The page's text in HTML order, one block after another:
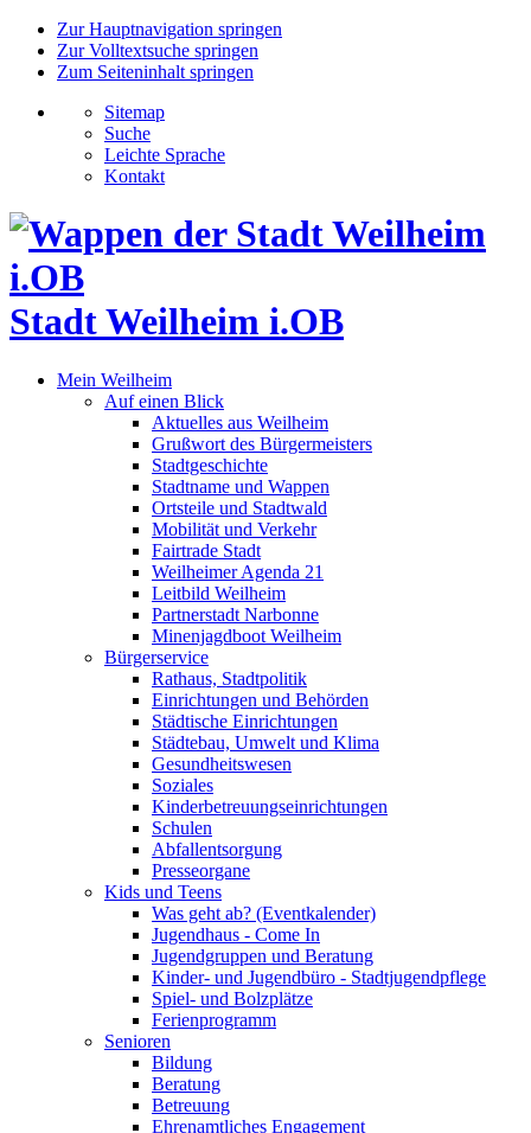
Zur Hauptnavigation springen
Zur Volltextsuche springen
Zum Seiteninhalt springen
Sitemap
Suche
Leichte Sprache
Kontakt
Stadt Weilheim i.OB
Mein Weilheim
Auf einen Blick
Aktuelles aus Weilheim
Grußwort des Bürgermeisters
Stadtgeschichte
Stadtname und Wappen
Ortsteile und Stadtwald
Mobilität und Verkehr
Fairtrade Stadt
Weilheimer Agenda 21
Leitbild Weilheim
Partnerstadt Narbonne
Minenjagdboot Weilheim
Bürgerservice
Rathaus, Stadtpolitik
Einrichtungen und Behörden
Städtische Einrichtungen
Städtebau, Umwelt und Klima
Gesundheitswesen
Soziales
Kinderbetreuungseinrichtungen
Schulen
Abfallentsorgung
Presseorgane
Kids und Teens
Was geht ab? (Eventkalender)
Jugendhaus - Come In
Jugendgruppen und Beratung
Kinder- und Jugendbüro - Stadtjugendpflege
Spiel- und Bolzplätze
Ferienprogramm
Senioren
Bildung
Beratung
Betreuung
Ehrenamtliches Engagement